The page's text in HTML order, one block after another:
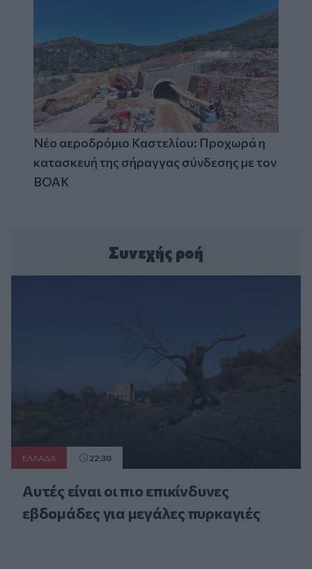
Νέο αεροδρόμιο Καστελίου: Προχωρά η
κατασκευή της σήραγγας σύνδεσης με τον
ΒΟΑΚ
Συνεχής ροή
ΕΛΛAΔΑ 22:30
Αυτές είναι οι πιο επικίνδυνες
εβδομάδες για μεγάλες πυρκαγιές